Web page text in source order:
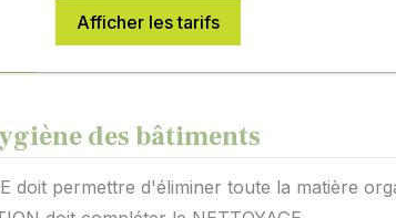
des bâtiments
doit permettre d'éliminer toute la matière
Afficher les tarifs